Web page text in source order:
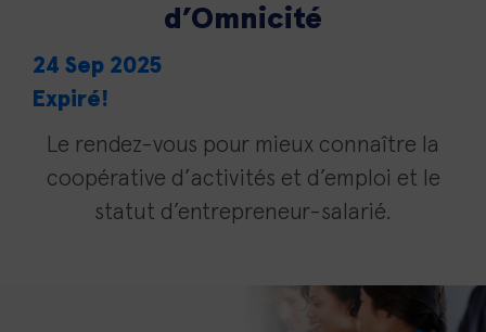
d’Omnicité
24 Sep 2025
Expiré!
Le rendez-vous pour mieux connaître la
coopérative d’activités et d’emploi et le
statut d’entrepreneur-salarié.